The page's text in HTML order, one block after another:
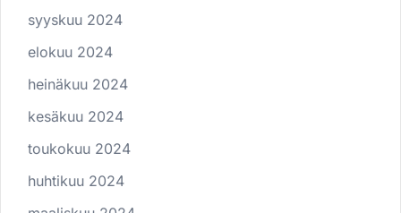
syyskuu 2024
elokuu 2024
heinäkuu 2024
kesäkuu 2024
toukokuu 2024
huhtikuu 2024